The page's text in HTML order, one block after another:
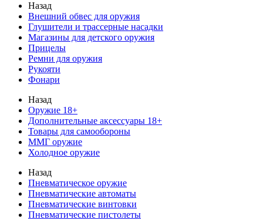
Назад
Внешний обвес для оружия
Глушители и трассерные насадки
Магазины для детского оружия
Прицелы
Ремни для оружия
Рукояти
Фонари
Назад
Оружие 18+
Дополнительные аксессуары 18+
Товары для самообороны
ММГ оружие
Холодное оружие
Назад
Пневматическое оружие
Пневматические автоматы
Пневматические винтовки
Пневматические пистолеты